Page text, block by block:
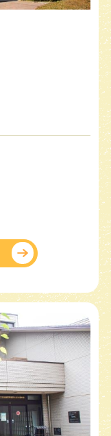
すめ本
すめ本
すき！
すめ本